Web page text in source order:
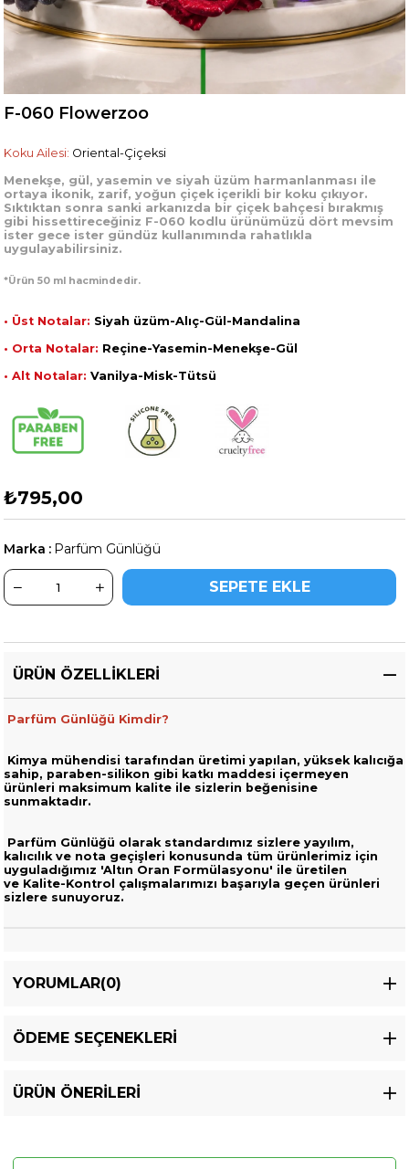
F-060 Flowerzoo
Koku Ailesi: Oriental-Çiçeksi
Menekşe, gül, yasemin ve siyah üzüm harmanlanması ile
ortaya ikonik, zarif, yoğun çiçek içerikli bir koku çıkıyor.
Sıktıktan sonra sanki arkanızda bir çiçek bahçesi bırakmış
gibi hissettireceğiniz F-060 kodlu ürünümüzü dört mevsim
ister gece ister gündüz kullanımında rahatlıkla
uygulayabilirsiniz.
*Ürün 50 ml hacmindedir.
• Üst Notalar: Siyah üzüm-Alıç-Gül-Mandalina
• Orta Notalar: Reçine-Yasemin-Menekşe-Gül
• Alt Notalar: Vanilya-Misk-Tütsü
₺795,00
Marka : Parfüm Günlüğü
ÜRÜN ÖZELLIKLERI
Parfüm Günlüğü Kimdir?
Kimya mühendisi tarafından üretimi yapılan, yüksek kalıcığa
sahip, paraben-silikon gibi katkı maddesi içermeyen
ürünleri maksimum kalite ile sizlerin beğenisine
sunmaktadır.
Parfüm Günlüğü olarak standardımız sizlere yayılım,
kalıcılık ve nota geçişleri konusunda tüm ürünlerimiz için
uyguladığımız 'Altın Oran Formülasyonu' ile üretilen
ve Kalite-Kontrol çalışmalarımızı başarıyla geçen ürünleri
sizlere sunuyoruz.
YORUMLAR(0)
ÖDEME SEÇENEKLERI
ÜRÜN ÖNERILERI